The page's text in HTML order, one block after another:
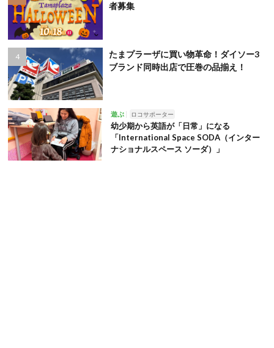
者募集
たまプラーザに買い物革命！ダイソー3
ブランド同時出店で圧巻の品揃え！
遊ぶ ロコサポーター
幼少期から英語が「日常」になる
「International Space SODA（インター
ナショナルスペース ソーダ）」